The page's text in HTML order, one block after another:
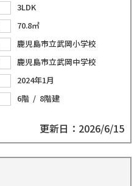
3LDK
70.8㎡
鹿児島市立武岡小学校
鹿児島市立武岡中学校
2024年1月
6階 / 8階建
更新日：2026/6/15